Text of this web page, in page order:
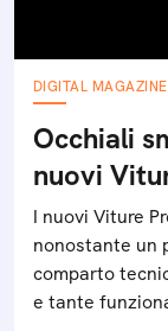
DIGITAL MAGAZINE
Occhiali
nuovi
I nuovi Viture
nonostante un
comparto
e tante